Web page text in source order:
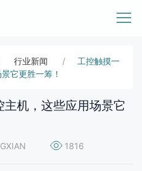
行业新闻
工控触摸一
它更胜一筹！
机，这些应用场景它
1816